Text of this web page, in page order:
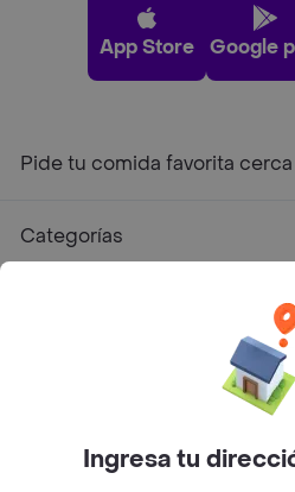
App Store Google
Pide tu comida favorita
Categorías
Ingresa tu